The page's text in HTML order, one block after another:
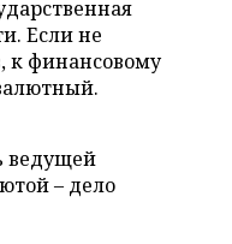
Если не
к финансовому
ведущей
– дело